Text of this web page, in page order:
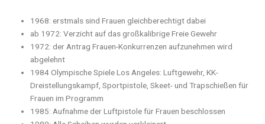
1968: erstmals sind Frauen gleichberechtigt dabei
ab 1972: Verzicht auf das großkalibrige Freie Gewehr
1972: der Antrag Frauen-Konkurrenzen aufzunehmen wird
abgelehnt
1984 Olympische Spiele Los Angeles: Luftgewehr, KK-
Dreistellungskampf, Sportpistole, Skeet- und Trapschießen für
Frauen im Programm
1985: Aufnahme der Luftpistole für Frauen beschlossen